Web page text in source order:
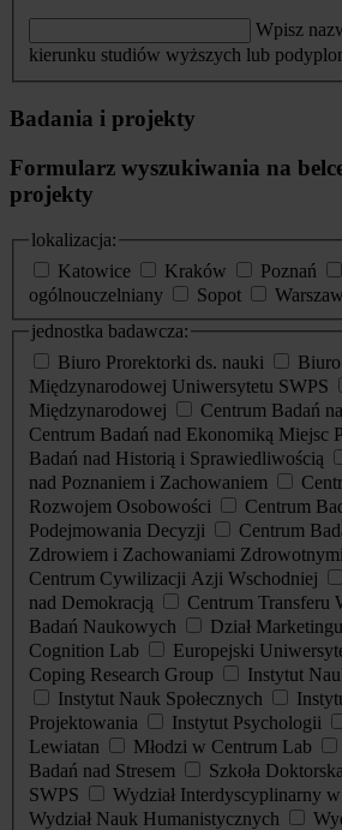
Wpisz
kierunku studiów wyższych lub
Badania i projekty
Formularz wyszukiwania na
projekty
lokalizacja:
Katowice
Kraków Poznań
ogólnouczelniany
Sopot
jednostka badawcza:
Biuro Prorektorki ds. nauki
Międzynarodowej Uniwersytetu SWPS
Międzynarodowej
Centrum Badań
Centrum Badań nad Ekonomiką Miejsc
Badań nad Historią i Sprawiedliwością
nad Poznaniem i Zachowaniem
Rozwojem Osobowości
Centrum
Podejmowania Decyzji
Centrum
Zdrowiem i Zachowaniami
Centrum Cywilizacji Azji Wschodniej
nad Demokracją
Centrum Transferu
Badań Naukowych
Dział Marketingu
Cognition Lab
Europejski
Coping Research Group
Instytut
Instytut Nauk Społecznych
Projektowania
Instytut Psychologii
Lewiatan
Młodzi w Centrum Lab
Badań nad Stresem
Szkoła Doktorska
SWPS
Wydział Interdyscyplinarny
Wydział Nauk Humanistycznych